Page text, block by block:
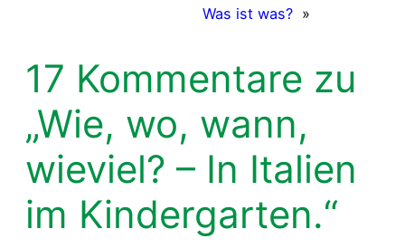
Was ist was? »
17 Kommentare zu
„Wie, wo, wann,
wieviel? – In Italien
im Kindergarten.“